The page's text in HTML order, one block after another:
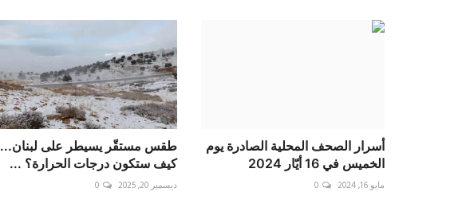
أسرار الصحف المحلية الصادرة يوم
الخميس في 16 أيّار 2024
مايو 16, 2024 0
طقس مستقّر يسيطر على لبنان...
كيف ستكون درجات الحرارة؟ ...
ديسمبر 20, 2025 0